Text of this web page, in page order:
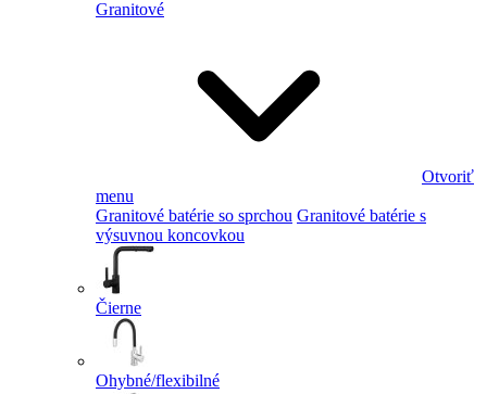
Granitové
Otvoriť
menu
Granitové batérie so sprchou Granitové batérie s
výsuvnou koncovkou
Čierne
Ohybné/flexibilné